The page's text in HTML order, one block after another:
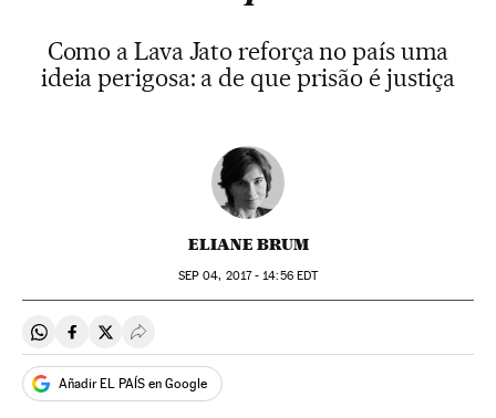
Como a Lava Jato reforça no país uma
ideia perigosa: a de que prisão é justiça
ELIANE BRUM
SEP 04, 2017 - 14:56EDT
Compartir en Whatsapp
Compartir en Facebook
Compartir en Twitter
Desplegar Redes Sociales
Añadir EL PAÍS en Google